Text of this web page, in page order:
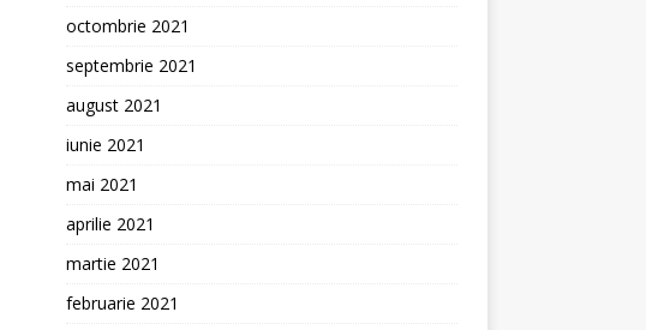
octombrie 2021
septembrie 2021
august 2021
iunie 2021
mai 2021
aprilie 2021
martie 2021
februarie 2021